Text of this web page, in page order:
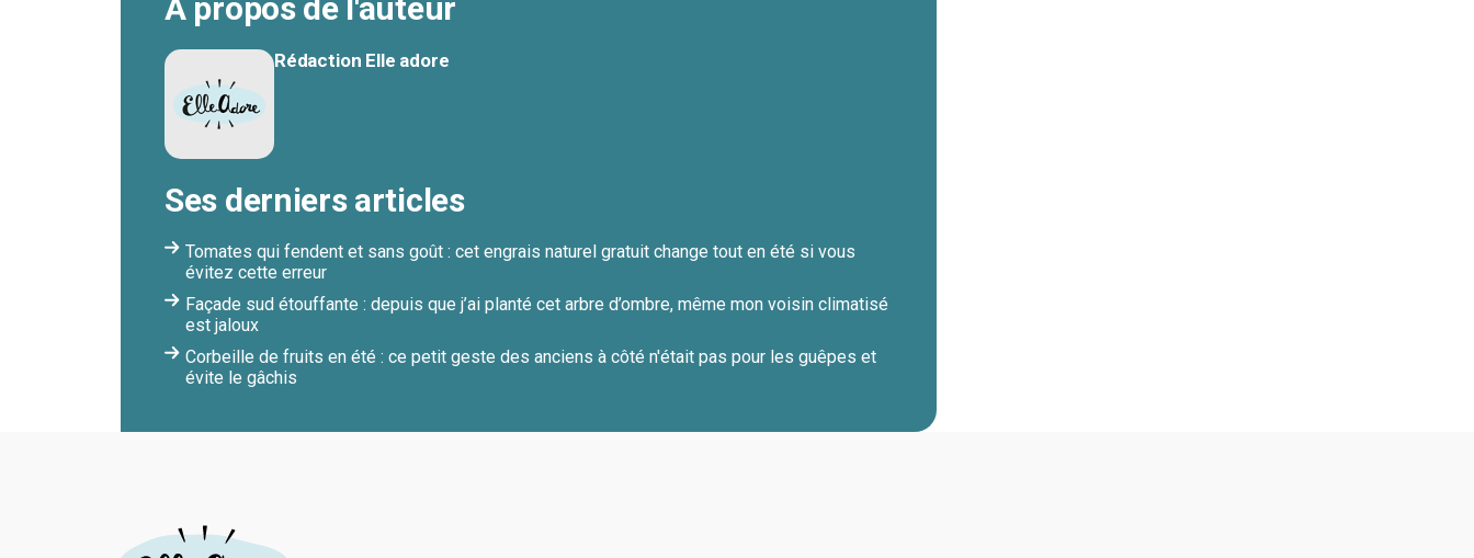
À propos de l'auteur
Rédaction Elle adore
Ses derniers articles
Tomates qui fendent et sans goût : cet engrais naturel gratuit change tout en été si vous
évitez cette erreur
Façade sud étouffante : depuis que j’ai planté cet arbre d’ombre, même mon voisin climatisé
est jaloux
Corbeille de fruits en été : ce petit geste des anciens à côté n'était pas pour les guêpes et
évite le gâchis